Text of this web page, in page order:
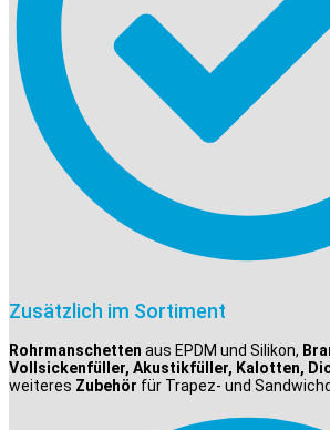
Zusätzlich im Sortiment
Rohrmanschetten aus EPDM und Silikon,
Vollsickenfüller, Akustikfüller, Kalotten,
weiteres Zubehör für Trapez- und